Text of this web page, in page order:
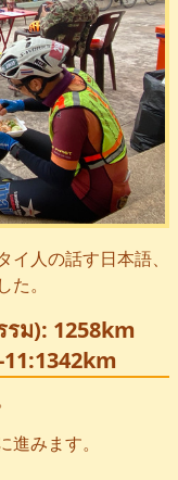
人の話す日本語、
。
ม): 1258km
みます。